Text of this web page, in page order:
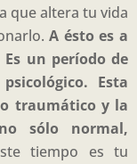
que altera tu vida
A ésto es a
un período de
Esta
traumático y la
sólo normal,
tiempo es tu